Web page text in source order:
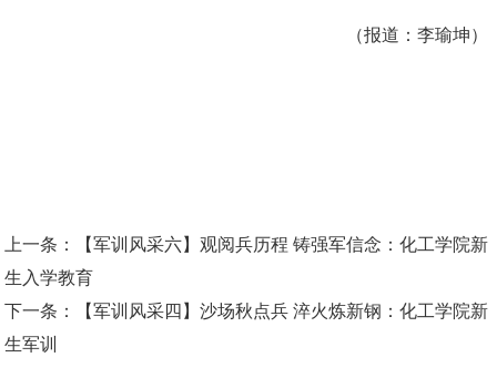
（报道：李瑜坤）
上一条：
【军训风采六】观阅兵历程 铸强军信念：化工学院新
生入学教育
下一条：
【军训风采四】沙场秋点兵 淬火炼新钢：化工学院新
生军训